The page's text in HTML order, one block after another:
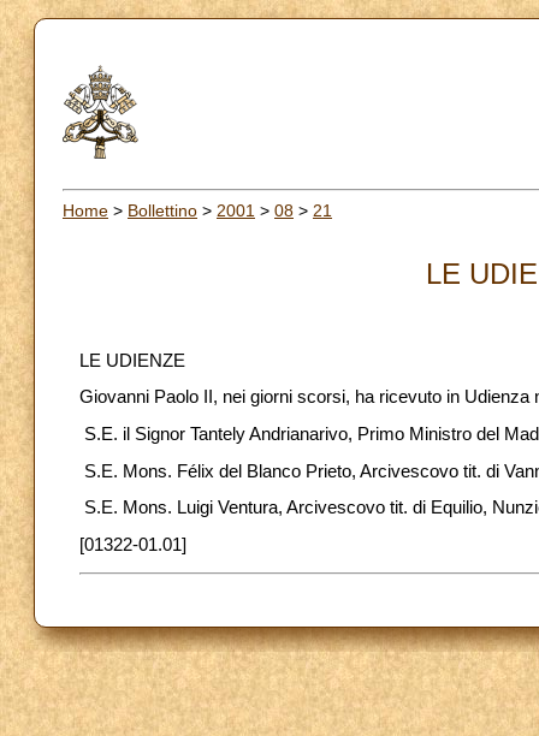
Home > Bollettino > 2001 > 08 > 21
LE
LE UDIENZE
Giovanni Paolo II, nei giorni scorsi, ha ricevuto in
S.E. il Signor Tantely Andrianarivo, Primo Ministro del
S.E. Mons. Félix del Blanco Prieto, Arcivescovo tit. di
S.E. Mons. Luigi Ventura, Arcivescovo tit. di Equilio,
[01322-01.01]